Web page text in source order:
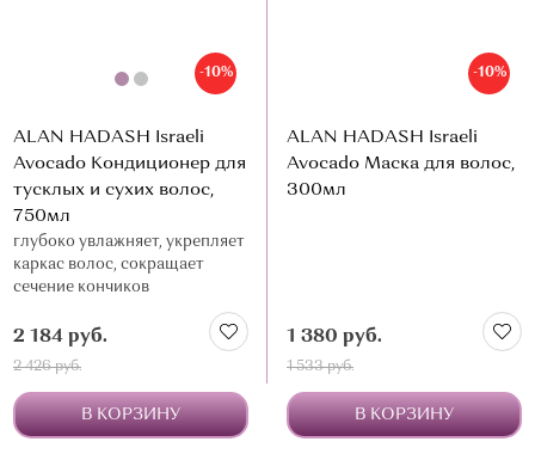
-10%
ALAN HADASH Israeli
Avocado Кондиционер для
тусклых и сухих волос,
750мл
глубоко увлажняет, укрепляет
каркас волос, сокращает
сечение кончиков
2 184 руб.
2 426 руб.
В КОРЗИНУ
-10%
ALAN HADASH Israeli
Avocado Маска для волос,
300мл
1 380 руб.
1 533 руб.
В КОРЗИНУ